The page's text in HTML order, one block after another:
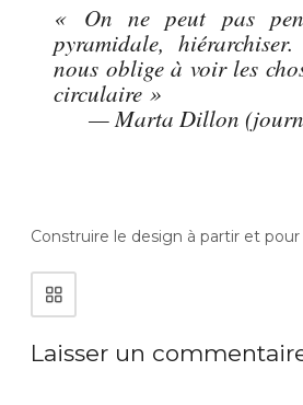
« On ne peut pas
pyramidale,
nous oblige à voir les
circulaire »
—Marta Dillon
Construire le design à partir et pour
N
v
i
g
Laisser un